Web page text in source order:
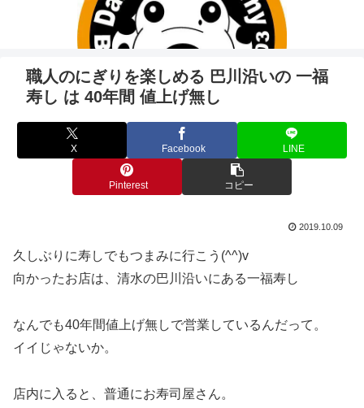
職人のにぎりを楽しめる 巴川沿いの 一福
寿し は 40年間 値上げ無し
X Facebook LINE
Pinterest コピー
2019.10.09
久しぶりに寿しでもつまみに行こう(^^)v
向かったお店は、清水の巴川沿いにある一福寿し
なんでも40年間値上げ無しで営業しているんだって。
イイじゃないか。
店内に入ると、普通にお寿司屋さん。